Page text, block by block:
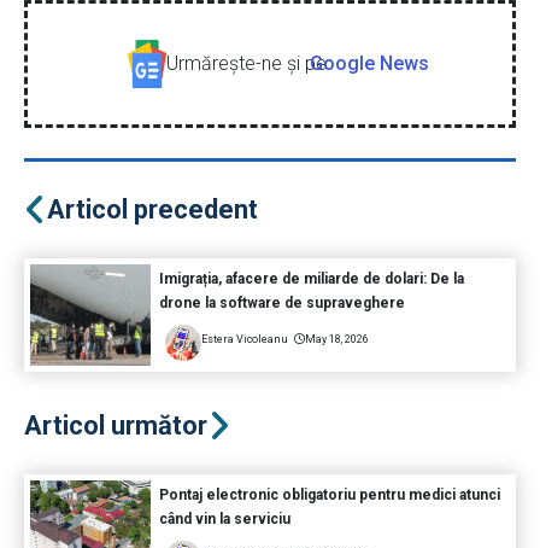
Urmăreşte-ne şi peGoogle News
Articol precedent
Imigrația, afacere de miliarde de dolari: De la
drone la software de supraveghere
Estera Vicoleanu May 18, 2026
Articol următor
Pontaj electronic obligatoriu pentru medici atunci
când vin la serviciu